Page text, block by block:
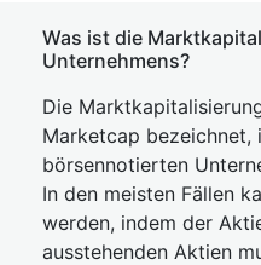
Was ist die
Unternehmens?
Die
Marketcap bezeichnet,
börsennotierten
In den meisten Fällen
werden, indem der
ausstehenden Aktien